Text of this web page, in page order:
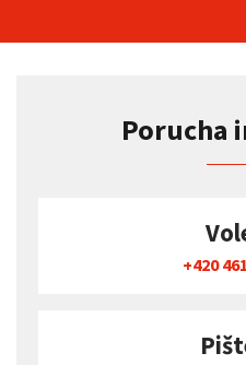
KontaktPorucha
+420